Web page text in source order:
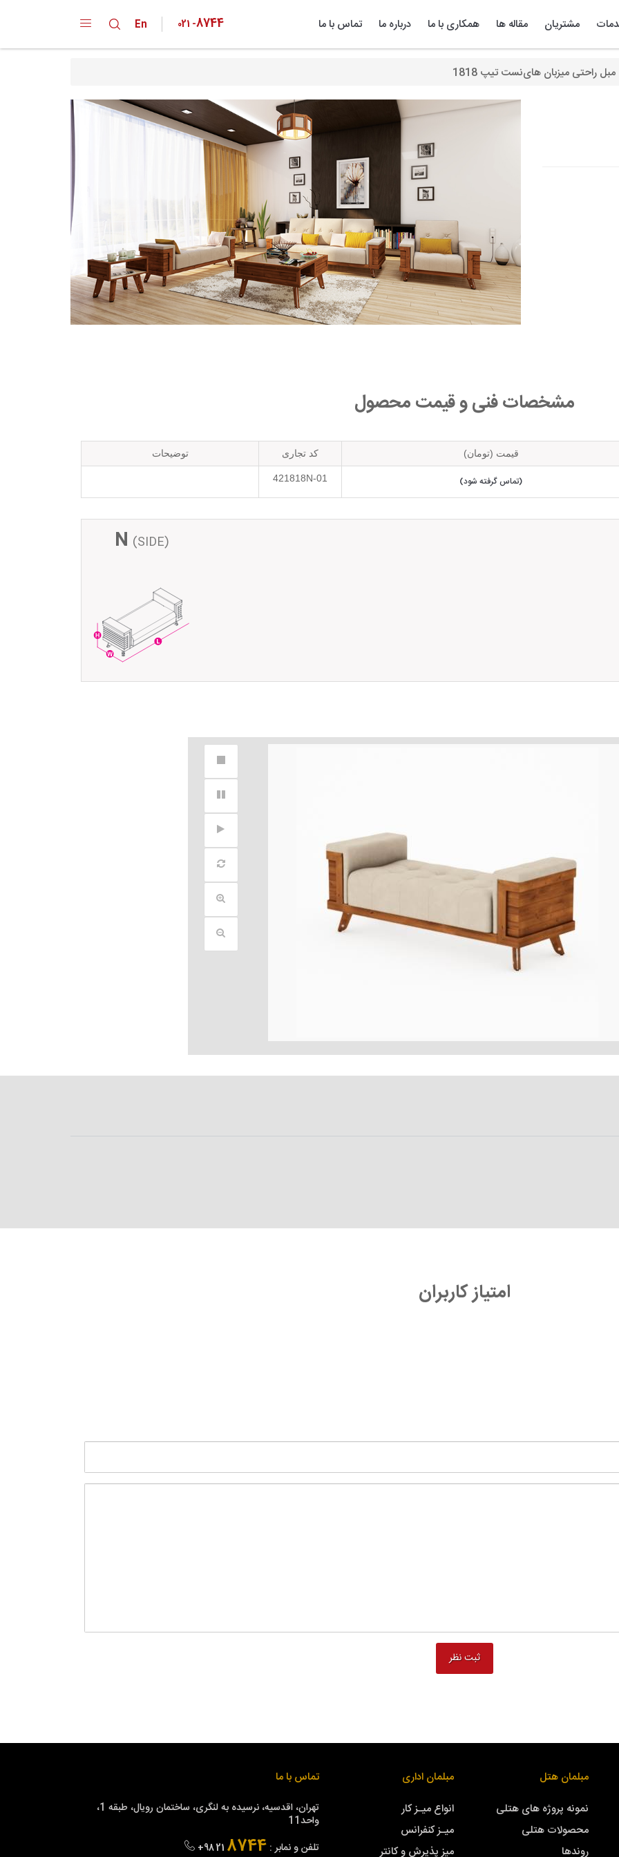
مشتریان مقاله ها همکاری با ما درباره ما تماس با ما En 021 -8744
کارخانه
خانواده محصولات
تقدیر نامه ها
گواهینامه ها
پیشنهادات و انتقادات
مبل راحتی میزبان های‌نست تیپ 1818
مشخصات فنی و قیمت محصول
قیمت (تومان) کد تجاری توضیحات
(تماس گرفته شود) 421818N-01
N (SIDE)
امتیاز کاربران
مبلمان هتل
نمونه پروژه های هتلی
محصولات هتلی
روندها
مبلمان اداری
انواع میـز کار
میـز کنفرانس
میز پذیرش و کانتر
تماس با ما
تهران، اقدسیه، نرسیده به لنگری، ساختمان رویال، طبقه 1،
واحد11
تلفن و نمابر :
+98 21 8744